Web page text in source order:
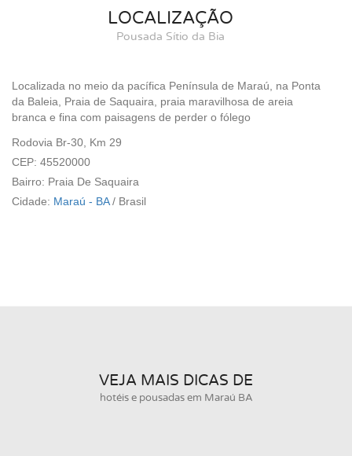
LOCALIZAÇÃO
Pousada Sítio da Bia
Localizada no meio da pacífica Península de Maraú, na Ponta
da Baleia, Praia de Saquaira, praia maravilhosa de areia
branca e fina com paisagens de perder o fólego
Rodovia Br-30, Km 29
CEP: 45520000
Bairro: Praia De Saquaira
Cidade: Maraú - BA/ Brasil
VEJA MAIS DICAS DE
hotéis e pousadas em Maraú BA